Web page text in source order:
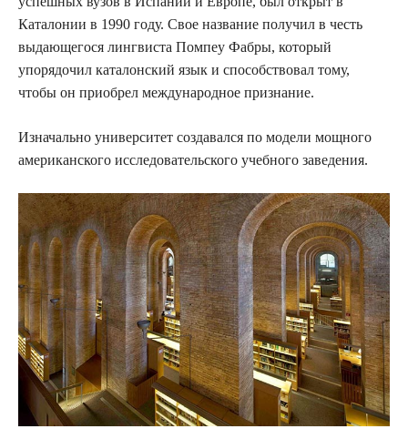
Каталонии в 1990 году. Свое название получил в честь
выдающегося лингвиста Помпеу Фабры, который
упорядочил каталонский язык и способствовал тому,
чтобы он приобрел международное признание.
Изначально университет создавался по модели мощного
американского исследовательского учебного заведения.